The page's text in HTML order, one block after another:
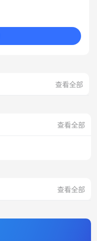
查看全部
查看全部
查看全部